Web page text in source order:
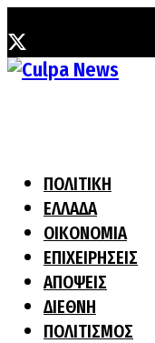
ΠΟΛΙΤΙΚΗ
ΕΛΛΑΔΑ
ΟΙΚΟΝΟΜΙΑ
ΕΠΙΧΕΙΡΗΣΕΙΣ
ΑΠΟΨΕΙΣ
ΔΙΕΘΝΗ
ΠΟΛΙΤΙΣΜΟΣ